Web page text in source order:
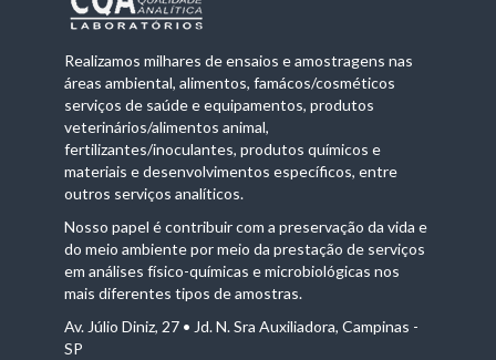
Realizamos milhares de ensaios e amostragens nas
áreas ambiental, alimentos, famácos/cosméticos
serviços de saúde e equipamentos, produtos
veterinários/alimentos animal,
fertilizantes/inoculantes, produtos químicos e
materiais e desenvolvimentos específicos, entre
outros serviços analíticos.
Nosso papel é contribuir com a preservação da vida e
do meio ambiente por meio da prestação de serviços
em análises físico-químicas e microbiológicas nos
mais diferentes tipos de amostras.
Av. Júlio Diniz, 27 • Jd. N. Sra Auxiliadora, Campinas -
SP